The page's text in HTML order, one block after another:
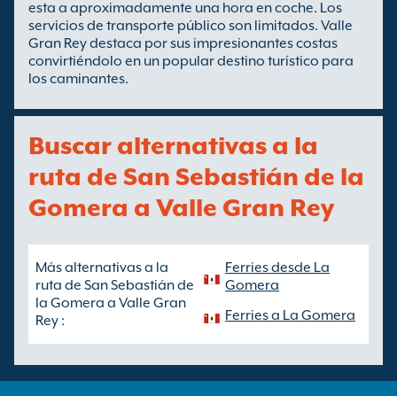
esta a aproximadamente una hora en coche. Los
servicios de transporte público son limitados. Valle
Gran Rey destaca por sus impresionantes costas
convirtiéndolo en un popular destino turístico para
los caminantes.
Buscar alternativas a la
ruta de San Sebastián de la
Gomera a Valle Gran Rey
Más alternativas a la
ruta de San Sebastián de
la Gomera a Valle Gran
Rey :
Ferries desde La
Gomera
Ferries a La Gomera